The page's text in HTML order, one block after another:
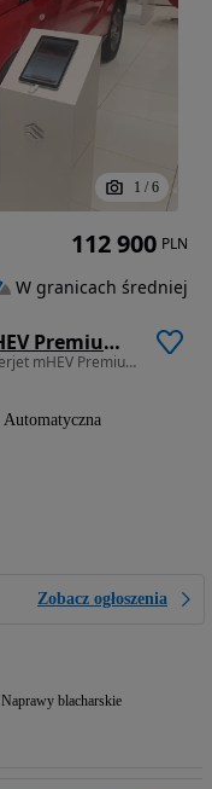
1 / 6
Suzuki Vitara 1.4 Boosterjet mHEV Premium Plus 2WD
1373 cm3 • 110 KM • Suzuki Vitara 1.4 Boosterjet mHEV Premium Plus 2WD 6AT
Automatyczna
Zobacz ogłoszenia
Naprawy blacharskie
112 900 PLN
W granicach średniej